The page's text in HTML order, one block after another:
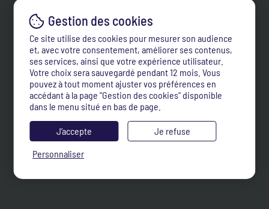
Ce site utilise des cookies pour mesurer son audience
et, avec votre consentement, améliorer ses contenus,
ses services, ainsi que votre expérience utilisateur.
Votre choix sera sauvegardé pendant 12 mois. Vous
pouvez à tout moment ajuster vos préférences en
accédant à la page "Gestion des cookies" disponible
dans le menu situé en bas de page.
J’accepte
Je refuse
Personnaliser